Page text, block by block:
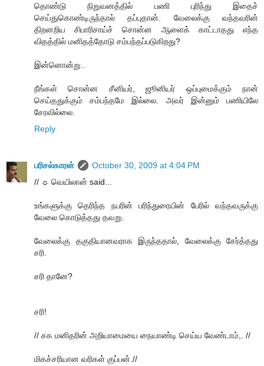
தொண்டு நிறுவனத்தில் பணி புரிந்து இதைச்
செய்துகொண்டிருந்தால் தப்புதான். வேலைக்கு வந்தவரின்
திறனறிய சிபாரிசாய்ச் சொன்ன ஆளைக் காட்டாதது எந்த
விதத்தில் மனிதத்தோடு சம்பந்தப்படுகிறது?
இன்னொன்று..
நீங்கள் சொன்ன சீனியர், ஜூனியர் ஒப்புமைக்கும் நான்
செய்ததுக்கும் சம்பந்தமே இல்லை. அவர் இன்னும் பணியிலே
சேரவில்லை.
Reply
பரிசல்காரன்
October 30, 2009 at 4:04 PM
// ☼ வெயிலான் said...
உங்களுக்கு தெரிந்த நபரின் பரிந்துரையின் பேரில் வந்தவருக்கு
வேலை கொடுத்தது தவறு.
வேலைக்கு தகுதியானவராக இருந்ததால், வேலைக்கு சேர்த்தது
சரி.
சரி தானே?
சரி!
// சக மனிதரின் அறியாமையை நையாண்டி செய்ய வேண்டாம்,. //
மிகச்சரியான வரிகள் குப்பன்.//